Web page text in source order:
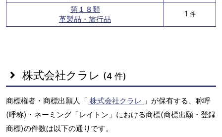
第１８類
革製品・旅行品
1 件
株式会社クラレ (4 件)
商標権者・商標出願人「 株式会社クラレ 」が保有する、称呼
(呼称)・ネーミング「レイトン」における商標(商標出願・登録
商標)の件数は以下の通りです。